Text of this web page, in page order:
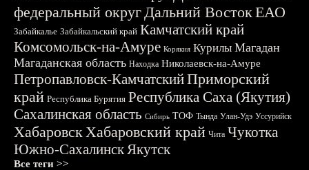
федеральный округДальний ВостокЕАО
Забайкалье Забайкальский край Камчатский край
Комсомольск-на-Амуре Корякия Курилы Магадан
Магаданская область Находка Николаевск-на-Амуре
Петропавловск-КамчатскийПриморский
край Республика Бурятия Республика Саха (Якутия)
Сахалинская область Сибирь ТОФ Тында Улан-Удэ Уссурийск
ХабаровскХабаровский край Чита Чукотка
Южно-СахалинскЯкутск
Все теги >>